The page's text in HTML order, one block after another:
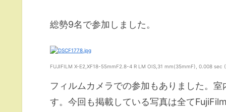
総勢9名で参加しました。
FUJIFILM X-E2,XF18-55mmF2.8-4 R LM OIS,31 mm(35mmF), 0.008 sec
フィルムカメラでの参加もありました。
す。今回も掲載している写真は全て